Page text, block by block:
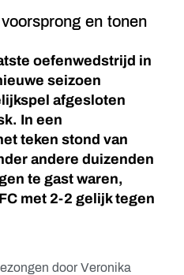
en tonen
oefenwedstrijd in
seizoen
afgesloten
In een
teken stond van
andere duizenden
te gast waren,
met 2-2 gelijk tegen
door Veronika